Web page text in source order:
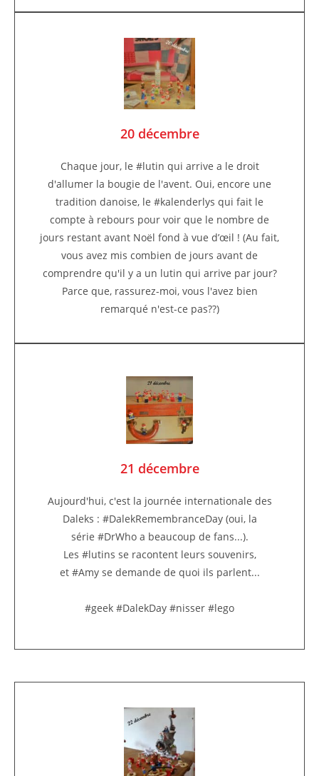
20 décembre
Chaque jour, le #lutin qui arrive a le droit
d'allumer la bougie de l'avent. Oui, encore une
tradition danoise, le #kalenderlys qui fait le
compte à rebours pour voir que le nombre de
jours restant avant Noël fond à vue d’œil ! (Au fait,
vous avez mis combien de jours avant de
comprendre qu'il y a un lutin qui arrive par jour?
Parce que, rassurez-moi, vous l'avez bien
remarqué n'est-ce pas??)
21 décembre
Aujourd'hui, c'est la journée internationale des
Daleks : #DalekRemembranceDay (oui, la
série #DrWho a beaucoup de fans...).
Les #lutins se racontent leurs souvenirs,
et #Amy se demande de quoi ils parlent...
#geek #DalekDay #nisser #lego